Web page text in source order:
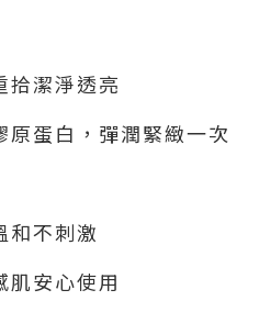
拾潔淨透亮
蛋白，彈潤緊緻一次
和不刺激
肌安心使用